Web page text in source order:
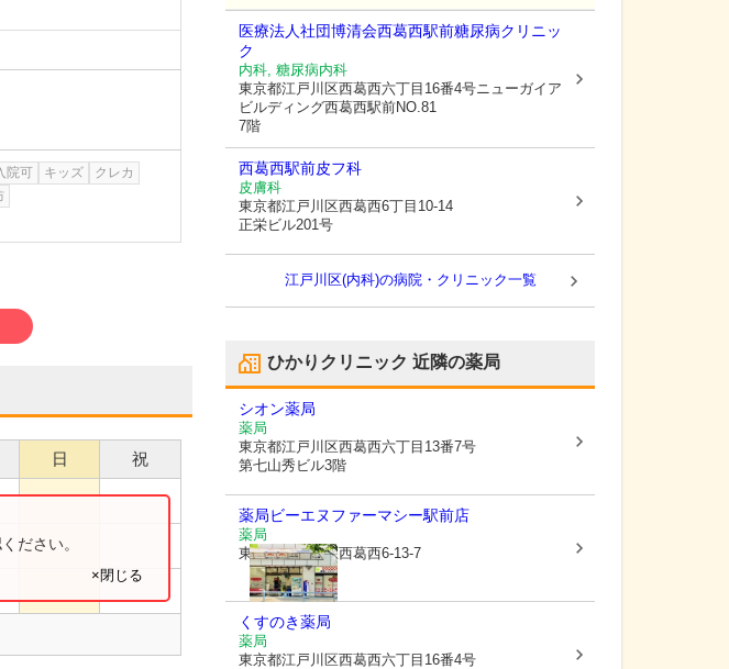
院可 キッズ
クレカ
日 祝
ださい。
×閉じる
医療法人社団博清会西葛西駅前糖尿病クリニッ
ク
内科, 糖尿病内科
東京都江戸川区西葛西六丁目16番4号ニューガイア
ビルディング西葛西駅前NO.81
7階
西葛西駅前皮フ科
皮膚科
東京都江戸川区西葛西6丁目10-14
正栄ビル201号
江戸川区(内科)の病院・クリニック一覧
ひかりクリニック 近隣の薬局
シオン薬局
薬局
東京都江戸川区西葛西六丁目13番7号
第七山秀ビル3階
薬局ビーエヌファーマシー駅前店
薬局
東京都江戸川区西葛西6-13-7
くすのき薬局
薬局
東京都江戸川区西葛西六丁目16番4号